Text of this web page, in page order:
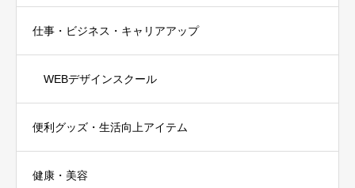
仕事・ビジネス・キャリアアップ
WEBデザインスクール
便利グッズ・生活向上アイテム
健康・美容